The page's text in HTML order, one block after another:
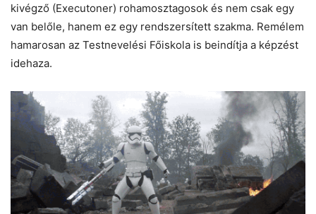
kivégző (Executoner) rohamosztagosok és nem csak egy
van belőle, hanem ez egy rendszersített szakma. Remélem
hamarosan az Testnevelési Főiskola is beindítja a képzést
idehaza.